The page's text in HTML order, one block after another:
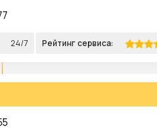
24/7 Рейтинг сервиса: